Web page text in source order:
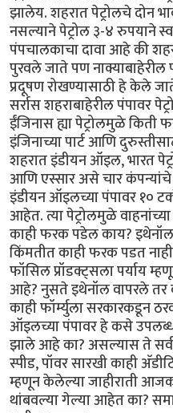
झालेय. शहरात पेट्रोलचे दोन
नसल्याने पेट्रोल ३-४ रुपयाने
पंपचालकाचा दावा आहे की
पुरवले जाते पण नाक्याबाहेरील
प्रदूषण रोखण्यासाठी हे केले
सर्रास शहराबाहेरील पंपावर
ईंजिनास ह्या पेट्रोलमुळे
इंजिनाच्या पार्ट आणि
शहरात इंडीयन ऑइल, भारत
आणि एस्सार असे चार कंपन्यांचे
इंडीयन ऑइलच्या पंपावर १०
आहेत. त्या पेट्रोलमुळे
काही फरक पडेल काय? इथेनॉल
किंमतीत काही फरक पडत
फॉसिल प्रॉडक्ट्सला पर्याय
आहे? नुसते इथेनॉल वापरले तर
काही फॉर्म्युला सरकारकडून
ऑइलच्या पंपावर हे कसे
झाले आहे का? असल्यास ते
स्पीड, पॉवर सारखी काही
म्हणून केलेल्या जाहीराती
थांबवल्या गेल्या आहेत का?